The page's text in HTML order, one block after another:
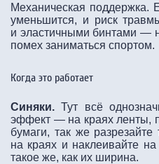
Механическая поддержка.
уменьшится, и риск
и эластичными бинтами —
помех заниматься спортом.
Когда это работает
Синяки. Тут всё
эффект — на краях ленты,
бумаги, так же
на краях и наклеивайте
такое же, как их ширина.